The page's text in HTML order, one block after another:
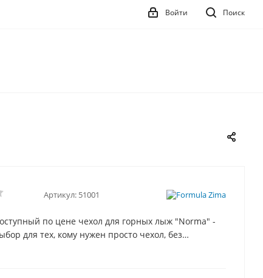
Поиск
Войти
Артикул: 51001
по цене чехол для горных лыж "Norma" -
для тех, кому нужен просто чехол, без
чехла проста, что делает его цену